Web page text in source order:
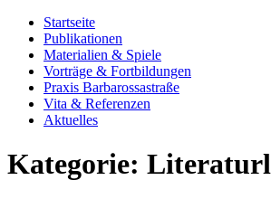
Startseite
Publikationen
Materialien & Spiele
Vorträge & Fortbildungen
Praxis Barbarossastraße
Vita & Referenzen
Aktuelles
Kategorie: